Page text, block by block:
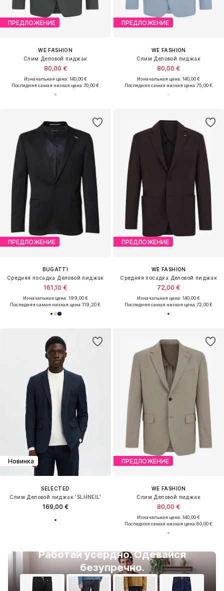
ПРЕДЛОЖЕНИЕ
WE FASHION
Слим Деловой пиджак
80,00 €
Изначальная цена: 140,00 €
Последняя самая низкая цена:70,00 €
ПРЕДЛОЖЕНИЕ
WE FASHION
Слим Деловой пиджак
80,00 €
Изначальная цена: 140,00 €
Последняя самая низкая цена:75,00 €
ПРЕДЛОЖЕНИЕ
BUGATTI
Средняя посадка Деловой пиджак
161,10 €
Изначальная цена: 199,00 €
Последняя самая низкая цена:119,20 €
ПРЕДЛОЖЕНИЕ
WE FASHION
Средняя посадка Деловой пиджак
72,00 €
Изначальная цена: 140,00 €
Последняя самая низкая цена:72,00 €
Новинка
SELECTED
Слим Деловой пиджак 'SLHNEIL'
169,00 €
Работай усердно. Одевайся
безупречно.
ПРЕДЛОЖЕНИЕ
WE FASHION
Слим Деловой пиджак
80,00 €
Изначальная цена: 140,00 €
Последняя самая низкая цена:80,00 €